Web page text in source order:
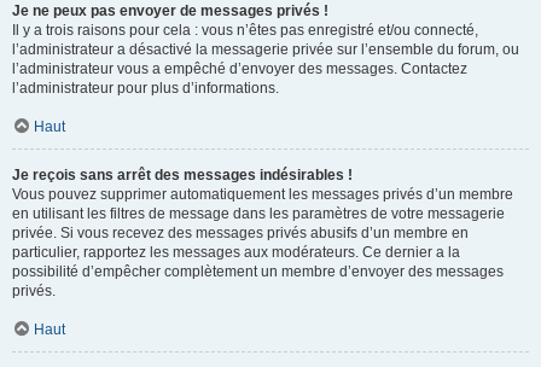
Je ne peux pas envoyer de messages privés !
Il y a trois raisons pour cela : vous n’êtes pas enregistré et/ou connecté,
l’administrateur a désactivé la messagerie privée sur l’ensemble du forum, ou
l’administrateur vous a empêché d’envoyer des messages. Contactez
l’administrateur pour plus d’informations.
Haut
Je reçois sans arrêt des messages indésirables !
Vous pouvez supprimer automatiquement les messages privés d’un membre
en utilisant les filtres de message dans les paramètres de votre messagerie
privée. Si vous recevez des messages privés abusifs d’un membre en
particulier, rapportez les messages aux modérateurs. Ce dernier a la
possibilité d’empêcher complètement un membre d’envoyer des messages
privés.
Haut